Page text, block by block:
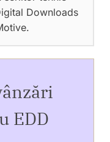
Downloads
EDD